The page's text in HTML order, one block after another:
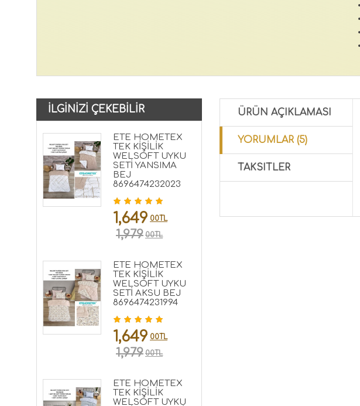
İLGINIZI ÇEKEBILIR
ETE HOMETEX
TEK KİŞİLİK
WELSOFT UYKU
SETİ YANSIMA
BEJ
8696474232023
1,649 00TL
1,979 00TL
ETE HOMETEX
TEK KİŞİLİK
WELSOFT UYKU
SETİ AKSU BEJ
8696474231994
1,649 00TL
1,979 00TL
ETE HOMETEX
TEK KİŞİLİK
WELSOFT UYKU
ÜRÜN AÇIKLAMASI
YORUMLAR (5)
TAKSITLER